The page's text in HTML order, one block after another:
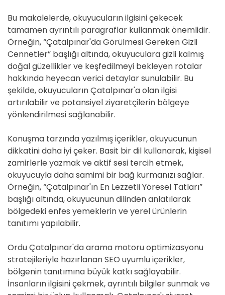
Bu makalelerde, okuyucuların ilgisini çekecek
tamamen ayrıntılı paragraflar kullanmak önemlidir.
Örneğin, “Çatalpınar'da Görülmesi Gereken Gizli
Cennetler” başlığı altında, okuyuculara gizli kalmış
doğal güzellikler ve keşfedilmeyi bekleyen rotalar
hakkında heyecan verici detaylar sunulabilir. Bu
şekilde, okuyucuların Çatalpınar'a olan ilgisi
artırılabilir ve potansiyel ziyaretçilerin bölgeye
yönlendirilmesi sağlanabilir.
Konuşma tarzında yazılmış içerikler, okuyucunun
dikkatini daha iyi çeker. Basit bir dil kullanarak, kişisel
zamirlerle yazmak ve aktif sesi tercih etmek,
okuyucuyla daha samimi bir bağ kurmanızı sağlar.
Örneğin, “Çatalpınar'ın En Lezzetli Yöresel Tatları”
başlığı altında, okuyucunun dilinden anlatılarak
bölgedeki enfes yemeklerin ve yerel ürünlerin
tanıtımı yapılabilir.
Ordu Çatalpınar'da arama motoru optimizasyonu
stratejileriyle hazırlanan SEO uyumlu içerikler,
bölgenin tanıtımına büyük katkı sağlayabilir.
İnsanların ilgisini çekmek, ayrıntılı bilgiler sunmak ve